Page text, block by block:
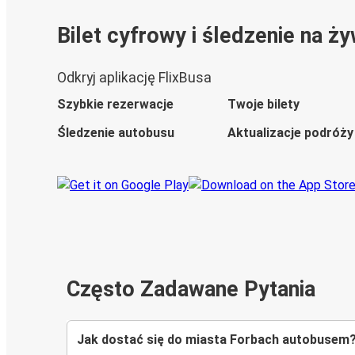
Bilet cyfrowy i śledzenie na
Odkryj aplikację FlixBusa
Szybkie rezerwacje
Twoje bilety
Śledzenie autobusu
Aktualizacje podróży
Często Zadawane Pytania
Jak dostać się do miasta Forbach autobusem?